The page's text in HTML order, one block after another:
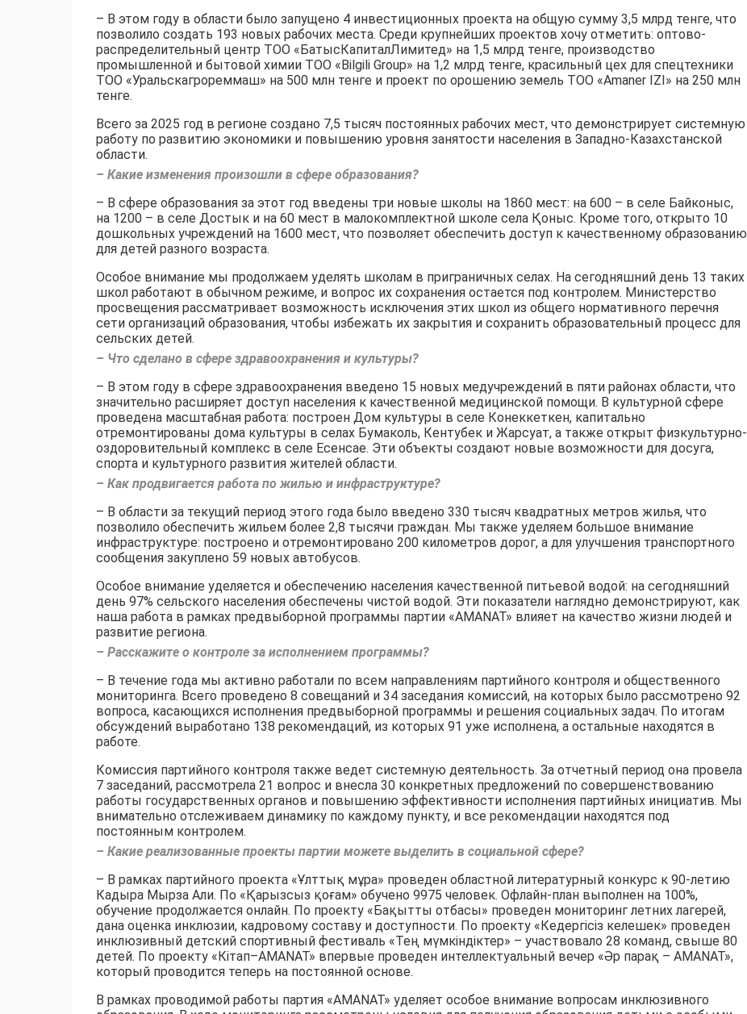
– В этом году в области было запущено 4 инвестиционных проекта на общую сумму 3,5 млрд тенге, что
позволило создать 193 новых рабочих места. Среди крупнейших проектов хочу отметить: оптово-
распределительный центр ТОО «БатысКапиталЛимитед» на 1,5 млрд тенге, производство
промышленной и бытовой химии ТОО «Bilgili Group» на 1,2 млрд тенге, красильный цех для спецтехники
ТОО «Уральскагрореммаш» на 500 млн тенге и проект по орошению земель ТОО «Amaner IZI» на 250 млн
тенге.
Всего за 2025 год в регионе создано 7,5 тысяч постоянных рабочих мест, что демонстрирует системную
работу по развитию экономики и повышению уровня занятости населения в Западно-Казахстанской
области.
– Какие изменения произошли в сфере образования?
– В сфере образования за этот год введены три новые школы на 1860 мест: на 600 – в селе Байконыс,
на 1200 – в селе Достык и на 60 мест в малокомплектной школе села Қоныс. Кроме того, открыто 10
дошкольных учреждений на 1600 мест, что позволяет обеспечить доступ к качественному образованию
для детей разного возраста.
Особое внимание мы продолжаем уделять школам в приграничных селах. На сегодняшний день 13 таких
школ работают в обычном режиме, и вопрос их сохранения остается под контролем. Министерство
просвещения рассматривает возможность исключения этих школ из общего нормативного перечня
сети организаций образования, чтобы избежать их закрытия и сохранить образовательный процесс для
сельских детей.
– Что сделано в сфере здравоохранения и культуры?
– В этом году в сфере здравоохранения введено 15 новых медучреждений в пяти районах области, что
значительно расширяет доступ населения к качественной медицинской помощи. В культурной сфере
проведена масштабная работа: построен Дом культуры в селе Конеккеткен, капитально
отремонтированы дома культуры в селах Бумаколь, Кентубек и Жарсуат, а также открыт физкультурно-
оздоровительный комплекс в селе Есенсае. Эти объекты создают новые возможности для досуга,
спорта и культурного развития жителей области.
– Как продвигается работа по жилью и инфраструктуре?
– В области за текущий период этого года было введено 330 тысяч квадратных метров жилья, что
позволило обеспечить жильем более 2,8 тысячи граждан. Мы также уделяем большое внимание
инфраструктуре: построено и отремонтировано 200 километров дорог, а для улучшения транспортного
сообщения закуплено 59 новых автобусов.
Особое внимание уделяется и обеспечению населения качественной питьевой водой: на сегодняшний
день 97% сельского населения обеспечены чистой водой. Эти показатели наглядно демонстрируют, как
наша работа в рамках предвыборной программы партии «AMANAT» влияет на качество жизни людей и
развитие региона.
– Расскажите о контроле за исполнением программы?
– В течение года мы активно работали по всем направлениям партийного контроля и общественного
мониторинга. Всего проведено 8 совещаний и 34 заседания комиссий, на которых было рассмотрено 92
вопроса, касающихся исполнения предвыборной программы и решения социальных задач. По итогам
обсуждений выработано 138 рекомендаций, из которых 91 уже исполнена, а остальные находятся в
работе.
Комиссия партийного контроля также ведет системную деятельность. За отчетный период она провела
7 заседаний, рассмотрела 21 вопрос и внесла 30 конкретных предложений по совершенствованию
работы государственных органов и повышению эффективности исполнения партийных инициатив. Мы
внимательно отслеживаем динамику по каждому пункту, и все рекомендации находятся под
постоянным контролем.
– Какие реализованные проекты партии можете выделить в социальной сфере?
– В рамках партийного проекта «Ұлттық мұра» проведен областной литературный конкурс к 90-летию
Кадыра Мырза Али. По «Қарызсыз қоғам» обучено 9975 человек. Офлайн-план выполнен на 100%,
обучение продолжается онлайн. По проекту «Бақытты отбасы» проведен мониторинг летних лагерей,
дана оценка инклюзии, кадровому составу и доступности. По проекту «Кедергісіз келешек» проведен
инклюзивный детский спортивный фестиваль «Тең мүмкіндіктер» – участвовало 28 команд, свыше 80
детей. По проекту «Кітап–AMANAT» впервые проведен интеллектуальный вечер «Әр парақ – AMANAT»,
который проводится теперь на постоянной основе.
В рамках проводимой работы партия «AMANAT» уделяет особое внимание вопросам инклюзивного